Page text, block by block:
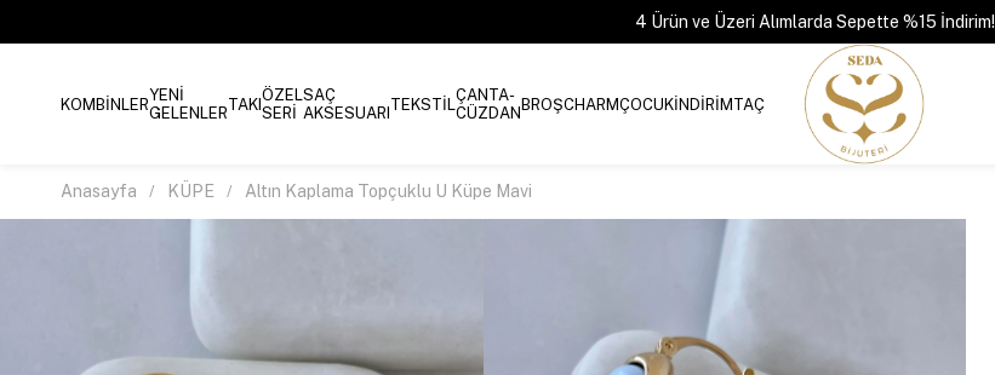
4 Ürün ve Üzeri Alımlarda Sepette %15 İndirim!
KOMBİNLERYENİ
GELENLERTAKIÖZEL
SERİ
SAÇ
AKSESUARI TEKSTİLÇANTA-
CÜZDANBROŞCHARMÇOCUKİNDİRİMTAÇ
Anasayfa KÜPE Altın Kaplama Topçuklu U Küpe Mavi